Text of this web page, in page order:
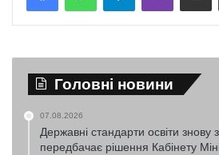
Головні новини
07.08.2026
Державні стандарти освіти знову
передбачає рішення Кабінету